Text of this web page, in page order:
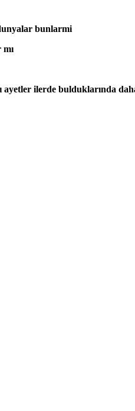
bunlarmi
ilerde bulduklarında